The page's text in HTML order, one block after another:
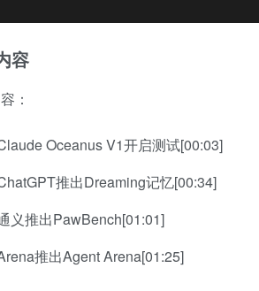
容
：
Oceanus V1开启测试[00:03]
推出Dreaming记忆[00:34]
义推出PawBench[01:01]
推出Agent Arena[01:25]